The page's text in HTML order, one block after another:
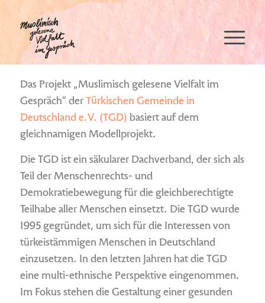
Wer wir sind
Das Projekt „Muslimisch gelesene Vielfalt im
Gespräch“ der Türkischen Gemeinde in
Deutschland e.V. (TGD) basiert auf dem
gleichnamigen Modellprojekt.
Die TGD ist ein säkularer Dachverband, der sich als
Teil der Menschenrechts- und
Demokratiebewegung für die gleichberechtigte
Teilhabe aller Menschen einsetzt. Die TGD wurde
1995 gegründet, um sich für die Interessen von
türkeistämmigen Menschen in Deutschland
einzusetzen. In den letzten Jahren hat die TGD
eine multi-ethnische Perspektive eingenommen.
Im Fokus stehen die Gestaltung einer gesunden